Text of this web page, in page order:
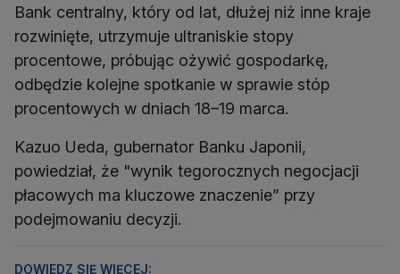
Bank centralny, który od lat, dłużej niż inne kraje
rozwinięte, utrzymuje ultraniskie stopy
procentowe, próbując ożywić gospodarkę,
odbędzie kolejne spotkanie w sprawie stóp
procentowych w dniach 18–19 marca.
Kazuo Ueda, gubernator Banku Japonii,
powiedział, że "wynik tegorocznych negocjacji
płacowych ma kluczowe znaczenie” przy
podejmowaniu decyzji.
DOWIEDZ SIĘ WIĘCEJ: